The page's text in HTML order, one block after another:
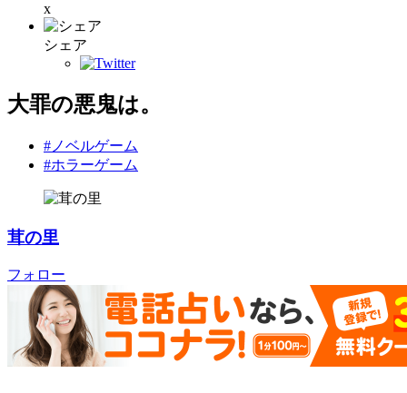
x
シェア
大罪の悪鬼は。
#ノベルゲーム
#ホラーゲーム
茸の里
フォロー